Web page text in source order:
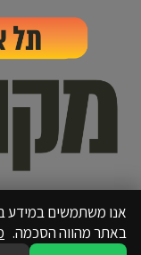
אנו משתמשים במידע
באתר מהווה הסכמה.